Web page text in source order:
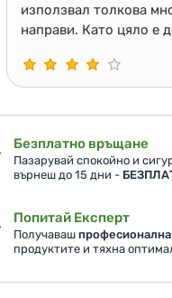
използвал толкова
направи. Като цяло е
Безплатно връщане
Пазарувай спокойно и
върнеш до 15 дни -
Попитай Експерт
Получаваш професионална
продуктите и тяхна